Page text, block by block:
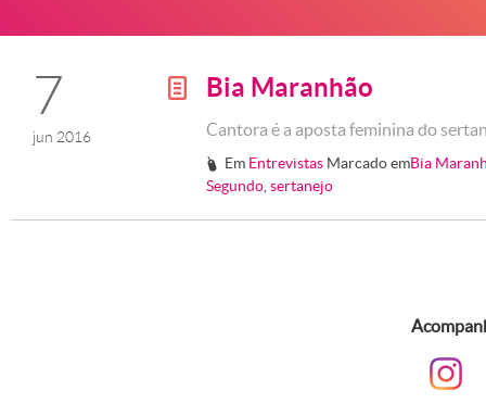
7
jun 2016
g Bia Maranhão
Cantora é a aposta feminina do
# Em Entrevistas Marcado emBia
Segundo sertanejo